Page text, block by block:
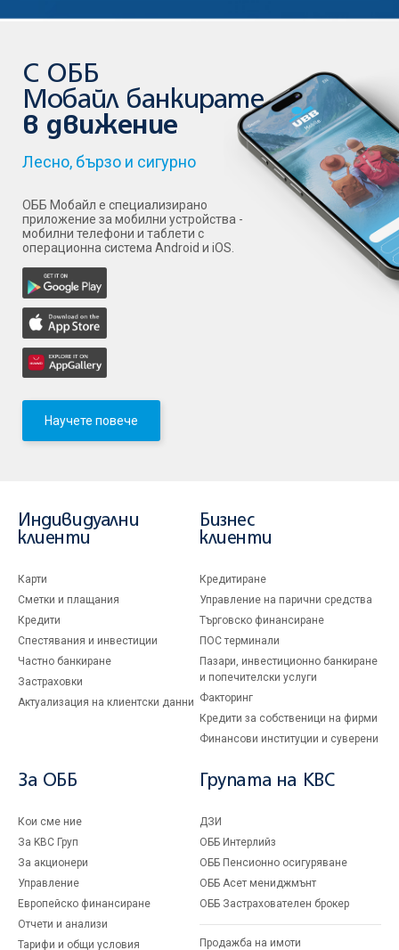
С ОББ
Мобайл банкирате
в движение
Лесно, бързо и сигурно
ОББ Мобайл е специализирано
приложение за мобилни устройства -
мобилни телефони и таблети с
операционна система Android и iOS.
Научете повече
Индивидуални
клиенти
Карти
Сметки и плащания
Кредити
Спестявания и инвестиции
Частно банкиране
Застраховки
Актуализация на клиентски данни
Бизнес
клиенти
Кредитиране
Управление на парични средства
Търговско финансиране
ПОС терминали
Пазари, инвестиционно банкиране
и попечителски услуги
Факторинг
Кредити за собственици на фирми
Финансови институции и суверени
За ОББ
Кои сме ние
За KBC Груп
За акционери
Управление
Европейско финансиране
Отчети и анализи
Тарифи и общи условия
Групата на KBC
ДЗИ
ОББ Интерлийз
ОББ Пенсионно осигуряване
ОББ Асет мениджмънт
ОББ Застрахователен брокер
Продажба на имоти